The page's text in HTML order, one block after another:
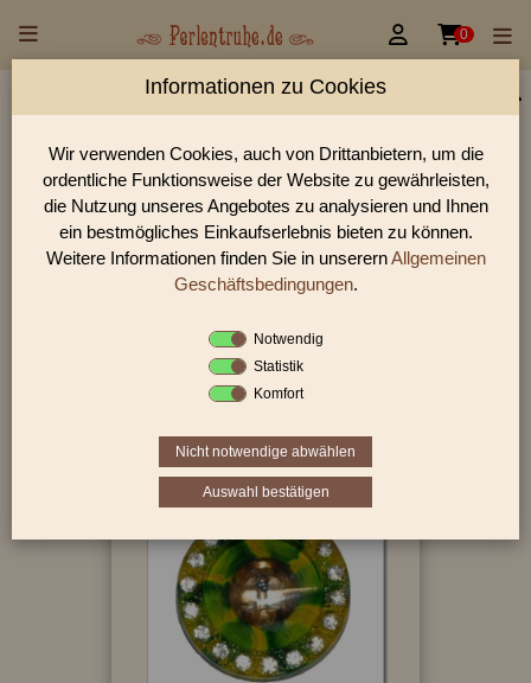
 0
Perlen Shop für Glasknoepfe Glasknöpfe 22mm
Perlen
In unserem Perlen Shop finden sie zahlreich Glasknoepfe
Glasknöpfe 22mm Perlen und viele weiter Glasperlen.
Glasknoepfe|Glasknöpfe 22mm
Informationen zu Cookies
Wir verwenden Cookies, auch von Drittanbietern, um die
ordentliche Funktionsweise der Website zu gewährleisten,
die Nutzung unseres Angebotes zu analysieren und Ihnen
ein bestmögliches Einkaufserlebnis bieten zu können.
Weitere Informationen finden Sie in unserernAllgemeinen
Geschäftsbedingungen.
Notwendig
Statistik
Komfort
Nicht notwendige abwählen
Auswahl bestätigen